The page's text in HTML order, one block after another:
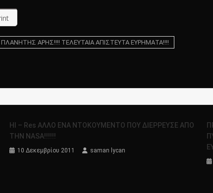
ΑΡΗΣ!!!! ΤΕΛΕΥΤΑΙΑ ΑΠΙΣΤΕΥΤΑ ΕΥΡΗΜΑΤΑ!!!!
HI – Res ΑΛΛΟ ΕΝΑ ΝΤΟΚΟΥΜΕΝΤΟ ΠΟΥ ΔΙΕΡΡΕΥΣΕ ΑΠΟ
ΤΗΝ NASA!!!!!!
10 Δεκεμβρίου 2011 saman lycan